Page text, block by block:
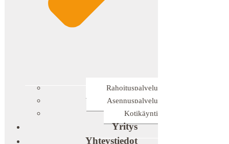
Rahoituspalvelu
Asennuspalvelu
Kotikäynti
Yritys
Yhteystiedot